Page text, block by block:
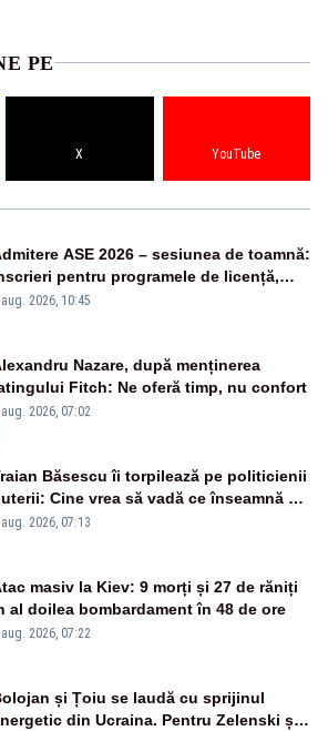
PE
X YouTube
ASE 2026 – sesiunea de toamnă:
pentru programele de licență,
și doctorat
2026, 10:45
Nazare, după menținerea
Fitch: Ne oferă timp, nu confort
2026, 07:02
Băsescu îi torpilează pe politicienii
Cine vrea să vadă ce înseamnă să
prost, se uită la România
2026, 07:13
masiv la Kiev: 9 morți și 27 de răniți
al doilea bombardament în 48 de ore
2026, 07:22
și Țoiu se laudă cu sprijinul
din Ucraina. Pentru Zelenski și